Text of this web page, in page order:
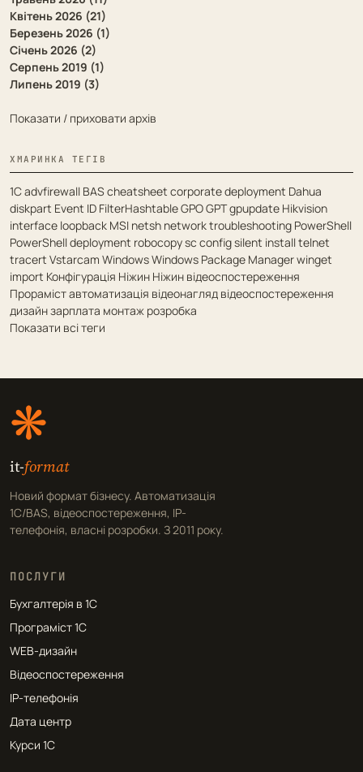
Квітень 2026 (21)
Березень 2026 (1)
Січень 2026 (2)
Серпень 2019 (1)
Липень 2019 (3)
Показати / приховати архів
ХМАРИНКА ТЕГІВ
1Сadvfirewall BAS cheatsheet corporate deployment Dahua
diskpart Event ID FilterHashtableGPOGPTgpupdate Hikvision
interface loopback MSI netsh network troubleshooting PowerShell
PowerShell deployment robocopysc configsilent installtelnet
tracert Vstarcam WindowsWindows Package Managerwinget
import Конфігурація Ніжин Ніжин відеоспостереження
Прораміставтоматизація відеонагляд відеоспостереження
дизайнзарплата монтаж розробка
Показати всі теги
❋
it-format
Новий формат бізнесу. Автоматизація
1С/BAS, відеоспостереження, IP-
телефонія, власні розробки. З 2011 року.
ПОСЛУГИ
Бухгалтерія в 1С
Програміст 1С
WEB-дизайн
Відеоспостереження
IP-телефонія
Дата центр
Курси 1С